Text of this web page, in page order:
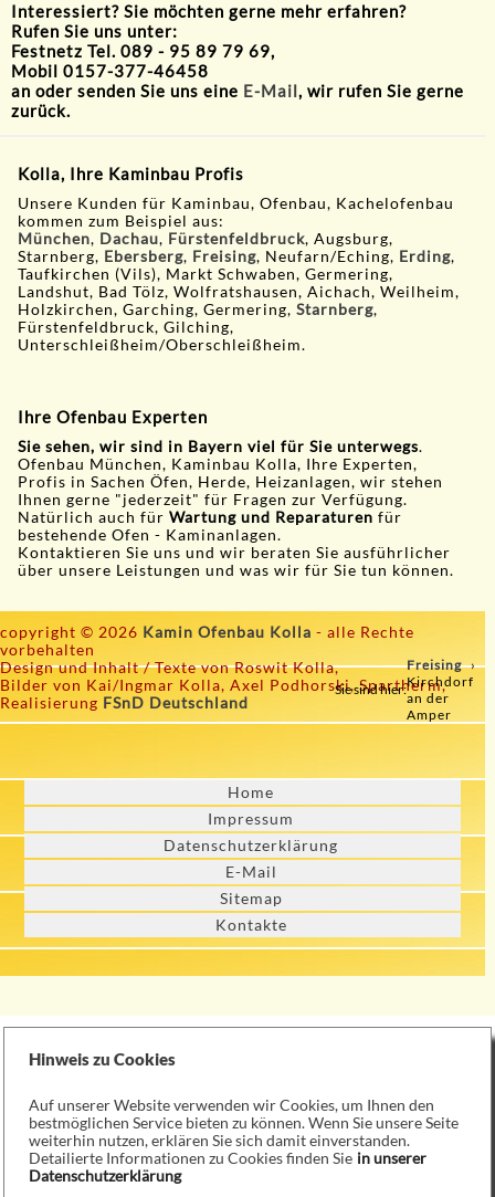
Interessiert? Sie möchten gerne mehr erfahren?
Rufen Sie uns unter:
Festnetz Tel. 089 - 95 89 79 69,
Mobil 0157-377-46458
an oder senden Sie uns eine E-Mail, wir rufen Sie gerne
zurück.
Kolla, Ihre Kaminbau Profis
Unsere Kunden für Kaminbau, Ofenbau, Kachelofenbau
kommen zum Beispiel aus:
München, Dachau, Fürstenfeldbruck, Augsburg,
Starnberg, Ebersberg, Freising, Neufarn/Eching, Erding,
Taufkirchen (Vils), Markt Schwaben, Germering,
Landshut, Bad Tölz, Wolfratshausen, Aichach, Weilheim,
Holzkirchen, Garching, Germering,Starnberg,
Fürstenfeldbruck, Gilching,
Unterschleißheim/Oberschleißheim.
Ihre Ofenbau Experten
Sie sehen, wir sind in Bayern viel für Sie unterwegs.
Ofenbau München, Kaminbau Kolla, Ihre Experten,
Profis in Sachen Öfen, Herde, Heizanlagen, wir stehen
Ihnen gerne "jederzeit" für Fragen zur Verfügung.
Natürlich auch fürWartung und Reparaturen für
bestehende Ofen - Kaminanlagen.
Kontaktieren Sie uns und wir beraten Sie ausführlicher
über unsere Leistungen und was wir für Sie tun können.
copyright © 2026 Kamin Ofenbau Kolla - alle Rechte
vorbehalten
Design und Inhalt / Texte von Roswit Kolla,
Bilder von Kai/Ingmar Kolla, Axel Podhorski, Spartherm,
Realisierung FSnD Deutschland
Sie sind hier:
Freising
Kirchdorf
an der
Amper
Home
Impressum
Datenschutzerklärung
E-Mail
Sitemap
Kontakte
Hinweis zu Cookies
Auf unserer Website verwenden wir Cookies, um Ihnen den
bestmöglichen Service bieten zu können. Wenn Sie unsere Seite
weiterhin nutzen, erklären Sie sich damit einverstanden.
Detailierte Informationen zu Cookies finden Sie in unserer
Datenschutzerklärung